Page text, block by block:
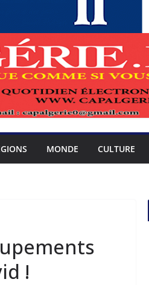
MONDE CULTURE
!